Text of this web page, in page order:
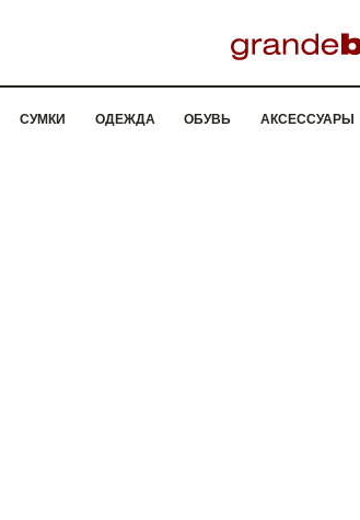
СУМКИ ОДЕЖДА ОБУВЬ АКСЕССУАРЫ